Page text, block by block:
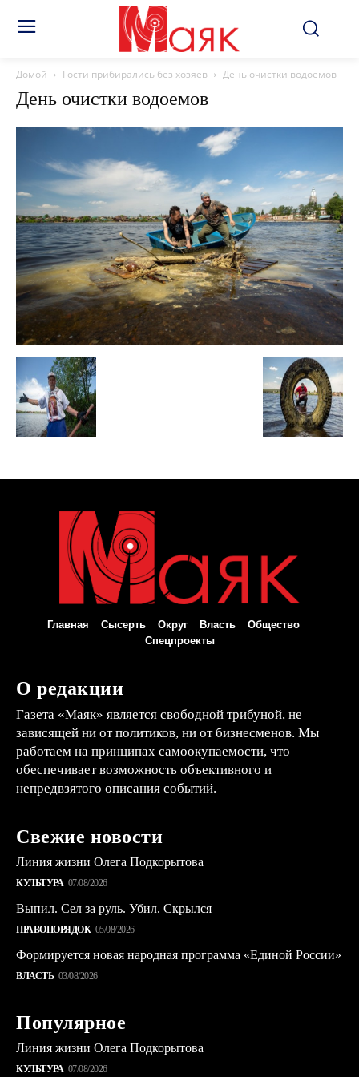
Домой Гости прибирались без хозяев День очистки водоемов
День очистки водоемов
Главная Сысерть Округ Власть
Общество
Спецпроекты
О редакции
Газета «Маяк» является свободной трибуной, не
зависящей ни от политиков, ни от бизнесменов. Мы
работаем на принципах самоокупаемости, что
обеспечивает возможность объективного и
непредвзятого описания событий.
Свежие новости
Линия жизни Олега Подкорытова
КУЛЬТУРА 07/08/2026
Выпил. Сел за руль. Убил. Скрылся
ПРАВОПОРЯДОК 05/08/2026
Формируется новая народная программа «Единой России»
ВЛАСТЬ 03/08/2026
Популярное
Линия жизни Олега Подкорытова
КУЛЬТУРА 07/08/2026